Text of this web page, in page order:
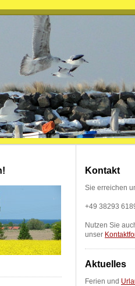
Kontakt
Sie erreichen
+49 38293
Nutzen Sie
unser
Aktuelles
Ferien und